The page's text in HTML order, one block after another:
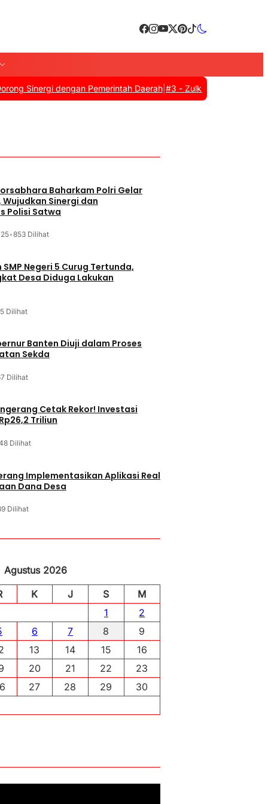
dengan Pemerintah Daerah|#3 -Zulkifli Hasan Resmi Tutup
Baharkam Polri Gelar
Wujudkan Sinergi dan
Polisi Satwa
•853 Dilihat
Negeri 5 Curug Tertunda,
Desa Diduga Lakukan
Dilihat
Banten Diuji dalam Proses
Sekda
Dilihat
Cetak Rekor! Investasi
Triliun
Dilihat
Implementasikan Aplikasi Real
Dana Desa
Dilihat
Agustus 2026
K J S
M
1
2
6 7 8
9
13 14 15
16
20 21 22
23
27 28 29
30